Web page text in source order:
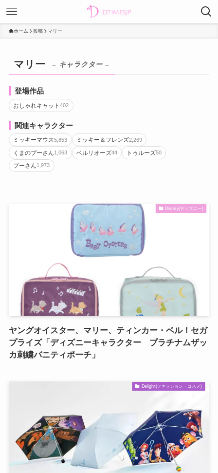
ホーム 投稿 マリー
マリー – キャラクター –
登場作品
おしゃれキャット402
関連キャラクター
ミッキーマウス5,853 ミッキー＆フレンズ2,269
くまのプーさん1,063 ベルリオーズ44 トゥルーズ50
プーさん1,973
Disney(ディズニー)
ヤングオイスター、マリー、ティンカー・ベル！セガ
プライズ「ディズニーキャラクター プラチナムザッ
カ刺繍バニティポーチ」
Delight(ファッション・コスメ)